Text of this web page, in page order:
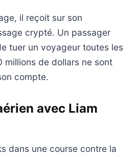
il reçoit sur son
crypté. Un passager
tuer un voyageur toutes les
millions de dollars ne sont
compte.
avec Liam
dans une course contre la